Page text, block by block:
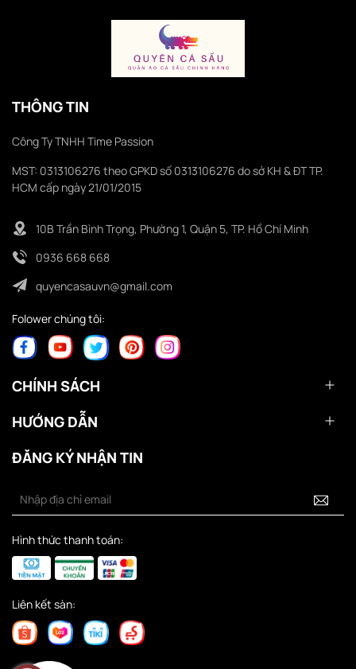
THÔNG TIN
Công Ty TNHH Time Passion
MST: 0313106276 theo GPKD số 0313106276 do sở KH & ĐT TP.
HCM cấp ngày 21/01/2015
10B Trần Bình Trọng, Phường 1, Quận 5, TP. Hồ Chí Minh
0936 668 668
quyencasauvn@gmail.com
Folower chúng tôi:
CHÍNH SÁCH
HƯỚNG DẪN
ĐĂNG KÝ NHẬN TIN
Hình thức thanh toán:
Liên kết sàn: